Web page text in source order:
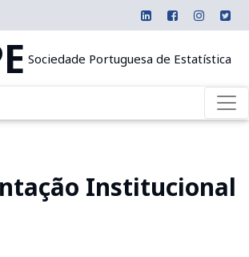
Sociedade Portuguesa de Estatística
Institucional